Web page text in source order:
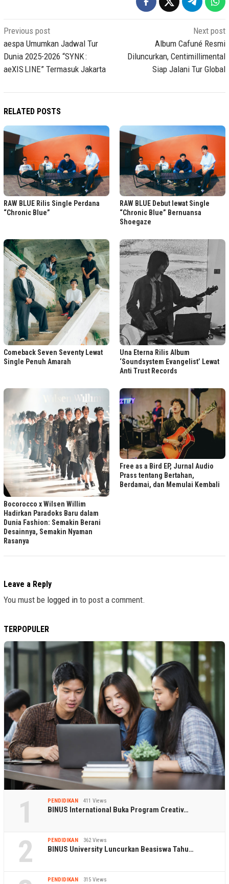
Post
navigation
Previous post
aespa Umumkan Jadwal Tur
Dunia 2025-2026 “SYNK :
aeXIS LINE” Termasuk Jakarta
Next post
Album Cafuné Resmi
Diluncurkan, Centimillimental
Siap Jalani Tur Global
RELATED POSTS
RAW BLUE Rilis Single Perdana
“Chronic Blue”
RAW BLUE Debut lewat Single
“Chronic Blue” Bernuansa
Shoegaze
Comeback Seven Seventy Lewat
Single Penuh Amarah
Una Eterna Rilis Album
‘Soundsystem Evangelist’ Lewat
Anti Trust Records
Bocorocco x Wilsen Willim
Hadirkan Paradoks Baru dalam
Dunia Fashion: Semakin Berani
Desainnya, Semakin Nyaman
Rasanya
Free as a Bird EP, Jurnal Audio
Prass tentang Bertahan,
Berdamai, dan Memulai Kembali
Leave a Reply
You must be logged in to post a comment.
TERPOPULER
1 PENDIDIKAN 411 Views
BINUS International Buka Program Creativ…
2 PENDIDIKAN 362 Views
BINUS University Luncurkan Beasiswa Tahu…
PENDIDIKAN 315 Views